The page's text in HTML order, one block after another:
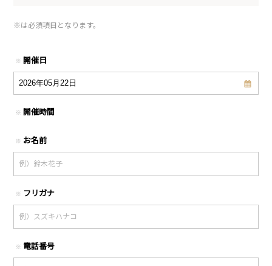
※は必須項目となります。
※ 開催日
※ 開催時間
※ お名前
※ フリガナ
※ 電話番号